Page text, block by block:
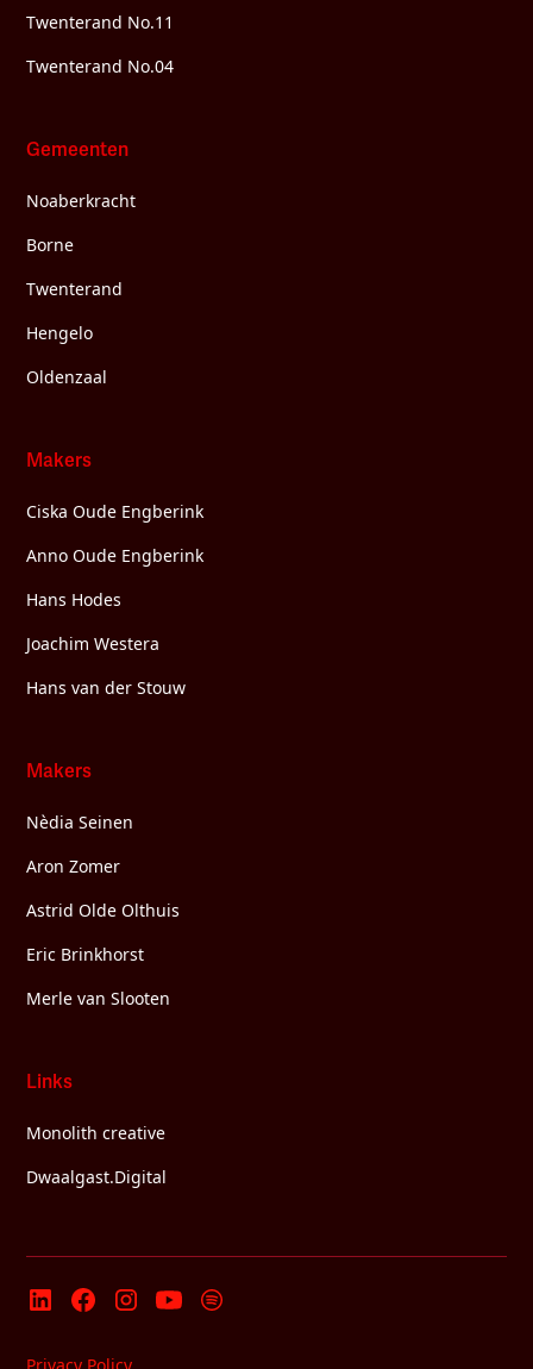
Twenterand No.11
Twenterand No.04
Gemeenten
Noaberkracht
Borne
Twenterand
Hengelo
Oldenzaal
Makers
Ciska Oude Engberink
Anno Oude Engberink
Hans Hodes
Joachim Westera
Hans van der Stouw
Makers
Nèdia Seinen
Aron Zomer
Astrid Olde Olthuis
Eric Brinkhorst
Merle van Slooten
Links
Monolith creative
Dwaalgast.Digital